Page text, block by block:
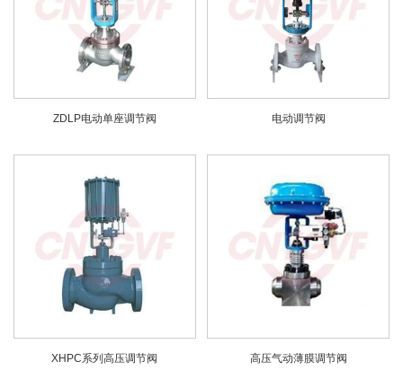
ZDLP电动单座调节阀 电动调节阀
XHPC系列高压调节阀 高压气动薄膜调节阀